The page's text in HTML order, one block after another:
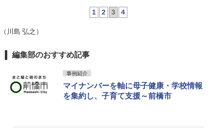
1 2 3 4
（川島 弘之）
編集部のおすすめ記事
事例紹介
マイナンバーを軸に母子健康・学校情報
を集約し、子育て支援～前橋市